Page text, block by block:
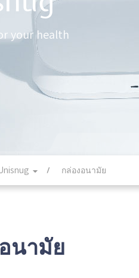
your health
กล่องอนามัย
นามัย